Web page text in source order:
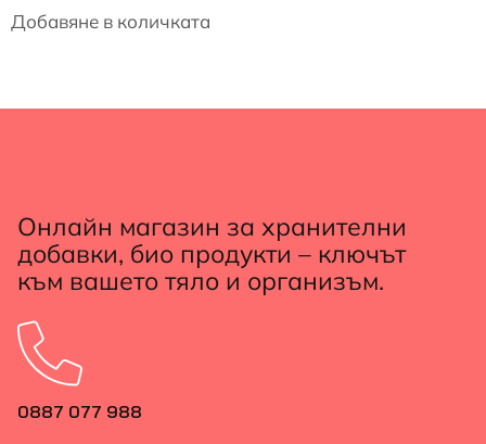
Добавяне в количката
Онлайн магазин за хранителни
добавки, био продукти – ключът
към вашето тяло и организъм.
0887 077 988